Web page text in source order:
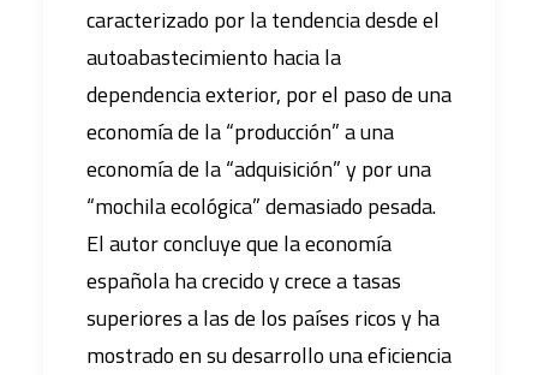
caracterizado por la tendencia desde el
autoabastecimiento hacia la
dependencia exterior, por el paso de una
economía de la “producción” a una
economía de la “adquisición” y por una
“mochila ecológica” demasiado pesada.
El autor concluye que la economía
española ha crecido y crece a tasas
superiores a las de los países ricos y ha
mostrado en su desarrollo una eficiencia